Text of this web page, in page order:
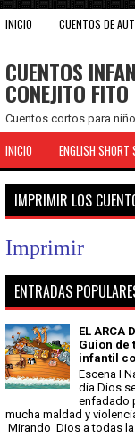
INICIO CUENTOS DE
CUENTOS
CONEJITO
Cuentos cortos para
INICIO ENGLISH SHORT
IMPRIMIR LOS
Imprimir
ENTRADAS
EL ARCA
Guion de
infantil
Escena I
día Dios
enfadado
mucha maldad y
Mirando Dios a todas las